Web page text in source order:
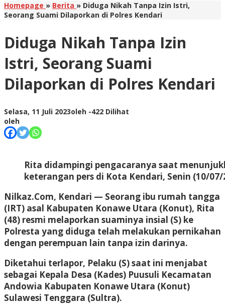
Homepage » Berita » Diduga Nikah Tanpa Izin Istri,
Seorang Suami Dilaporkan di Polres Kendari
Diduga Nikah Tanpa Izin
Istri, Seorang Suami
Dilaporkan di Polres Kendari
Selasa, 11 Juli 2023oleh -422 Dilihat
oleh
Rita didampingi pengacaranya saat
keterangan pers di Kota Kendari, Senin (10/07/
Nilkaz.Com, Kendari — Seorang ibu rumah tangga
(IRT) asal Kabupaten Konawe Utara (Konut), Rita
(48) resmi melaporkan suaminya insial (S) ke
Polresta yang diduga telah melakukan pernikahan
dengan perempuan lain tanpa izin darinya.
Diketahui terlapor, Pelaku (S) saat ini menjabat
sebagai Kepala Desa (Kades) Puusuli Kecamatan
Andowia Kabupaten Konawe Utara (Konut)
Sulawesi Tenggara (Sultra).